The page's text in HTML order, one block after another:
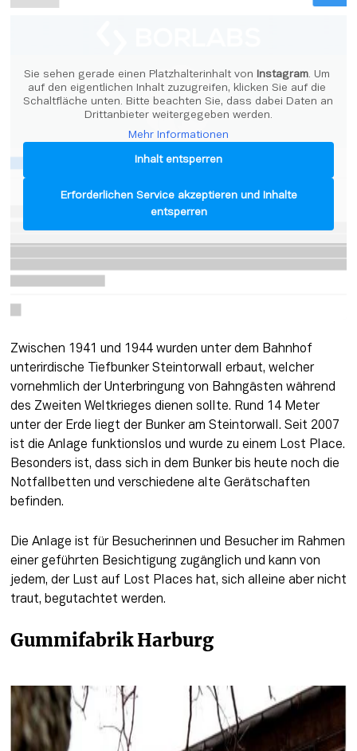
Sie sehen gerade einen Platzhalterinhalt von Instagram. Um
auf den eigentlichen Inhalt zuzugreifen, klicken Sie auf die
Schaltfläche unten. Bitte beachten Sie, dass dabei Daten an
Drittanbieter weitergegeben werden.
Mehr Informationen
Inhalt entsperren
Erforderlichen Service akzeptieren und Inhalte
entsperren
Zwischen 1941 und 1944 wurden unter dem Bahnhof
unterirdische Tiefbunker Steintorwall erbaut, welcher
vornehmlich der Unterbringung von Bahngästen während
des Zweiten Weltkrieges dienen sollte. Rund 14 Meter
unter der Erde liegt der Bunker am Steintorwall. Seit 2007
ist die Anlage funktionslos und wurde zu einem Lost Place.
Besonders ist, dass sich in dem Bunker bis heute noch die
Notfallbetten und verschiedene alte Gerätschaften
befinden.
Die Anlage ist für Besucherinnen und Besucher im Rahmen
einer geführten Besichtigung zugänglich und kann von
jedem, der Lust auf Lost Places hat, sich alleine aber nicht
traut, begutachtet werden.
Gummifabrik Harburg